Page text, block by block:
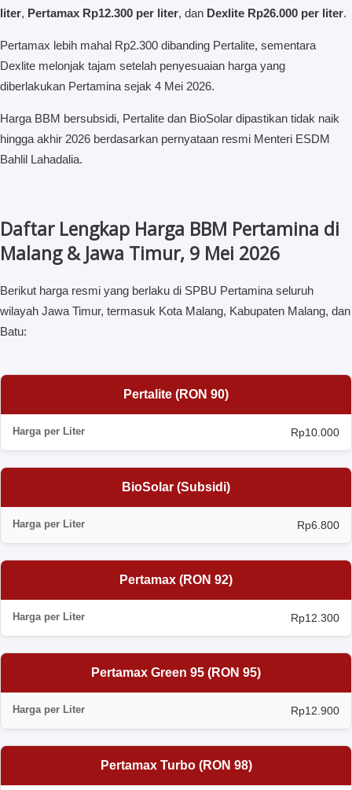
liter, Pertamax Rp12.300 per liter, dan Dexlite Rp26.000 per liter.
Pertamax lebih mahal Rp2.300 dibanding Pertalite, sementara
Dexlite melonjak tajam setelah penyesuaian harga yang
diberlakukan Pertamina sejak 4 Mei 2026.
Harga BBM bersubsidi, Pertalite dan BioSolar dipastikan tidak naik
hingga akhir 2026 berdasarkan pernyataan resmi Menteri ESDM
Bahlil Lahadalia.
Daftar Lengkap Harga BBM Pertamina di
Malang & Jawa Timur, 9 Mei 2026
Berikut harga resmi yang berlaku di SPBU Pertamina seluruh
wilayah Jawa Timur, termasuk Kota Malang, Kabupaten Malang, dan
Batu:
Pertalite (RON 90)
Rp10.000
BioSolar (Subsidi)
Rp6.800
Pertamax (RON 92)
Rp12.300
Pertamax Green 95 (RON 95)
Rp12.900
Pertamax Turbo (RON 98)